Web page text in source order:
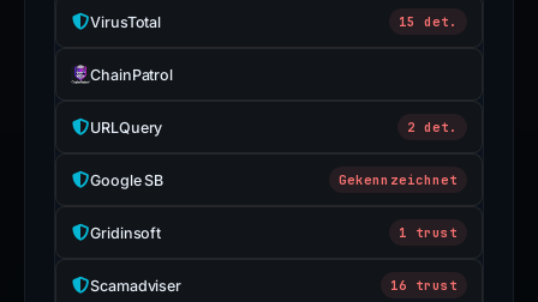
VirusTotal 15 det.
ChainPatrol
URLQuery 2 det.
Google SB Gekennzeichnet
Gridinsoft 1 trust
Scamadviser 16 trust